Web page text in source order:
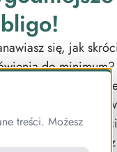
się, jak
do
rozwiązania?
wiadomość!
proces
płatności to
treści. Możesz